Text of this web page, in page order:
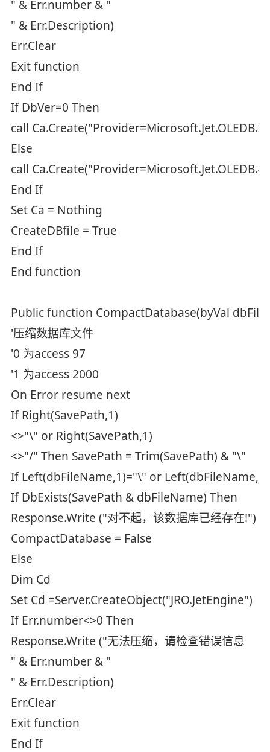
" & Err.number & "
" & Err.Description)
Err.Clear
Exit function
End If
If DbVer=0 Then
call
Else
call
End If
Set Ca = Nothing
CreateDBfile = True
End If
End function
Public function CompactDatabase(byVal
'压缩数据库文件
'0 为access 97
'1 为access 2000
On Error resume next
If Right(SavePath,1)
<>"\" or Right(SavePath,1)
<>"/" Then SavePath = Trim(SavePath) & "\"
If Left(dbFileName,1)="\" or
If DbExists(SavePath & dbFileName) Then
Response.Write ("对不起，该数据库已经存在!")
CompactDatabase = False
Else
Dim Cd
Set Cd =Server.CreateObject("JRO.JetEngine")
If Err.number<>0 Then
Response.Write ("无法压缩，请检查错误信息
" & Err.number & "
" & Err.Description)
Err.Clear
Exit function
End If